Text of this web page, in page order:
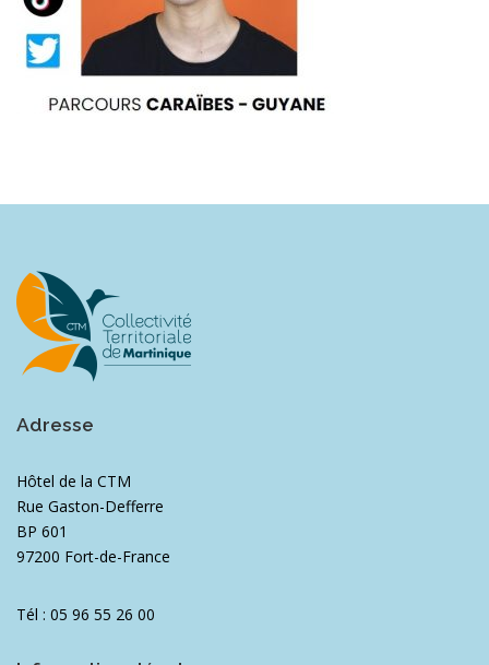
Adresse
Hôtel de la CTM
Rue Gaston-Defferre
BP 601
97200 Fort-de-France
Tél : 05 96 55 26 00